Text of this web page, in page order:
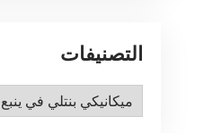
التصنيفات
التصنيفات